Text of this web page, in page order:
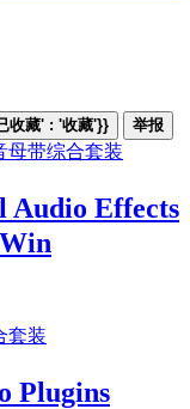
收藏' : '收藏'}} 举报
母带综合套装
Audio Effects
套装
Plugins